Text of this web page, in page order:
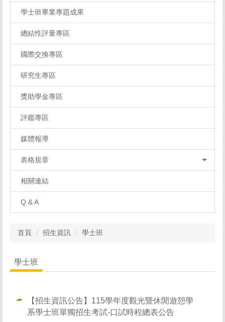
學士班畢業專題成果
總結性評量專區
國際交換專區
研究生專區
獎助學金專區
評鑑專區
媒體報導
表格規章
相關連結
Q & A
首頁 招生資訊 學士班
學士班
【招生資訊公告】115學年度觀光暨休閒遊憩學
系學士班單獨招生考試-口試時程總表公告